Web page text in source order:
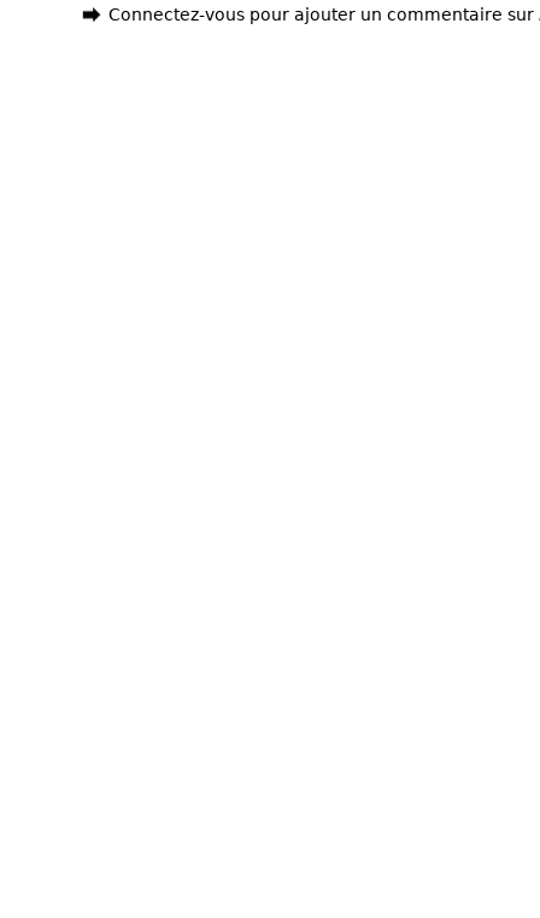
Connectez-vous pour ajouter un commentaire sur